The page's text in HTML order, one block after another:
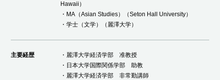
Hawaii）
・MA（Asian Studies）（Seton Hall University）
・学士（文学）（麗澤大学）
主要経歴
・麗澤大学経済学部 准教授
・日本大学国際関係学部 助教
・麗澤大学経済学部 非常勤講師